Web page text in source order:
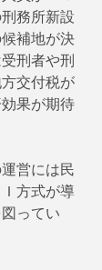
務所新設
補地が決
刑者や刑
交付税が
果が期待
営には民
方式が導
ってい